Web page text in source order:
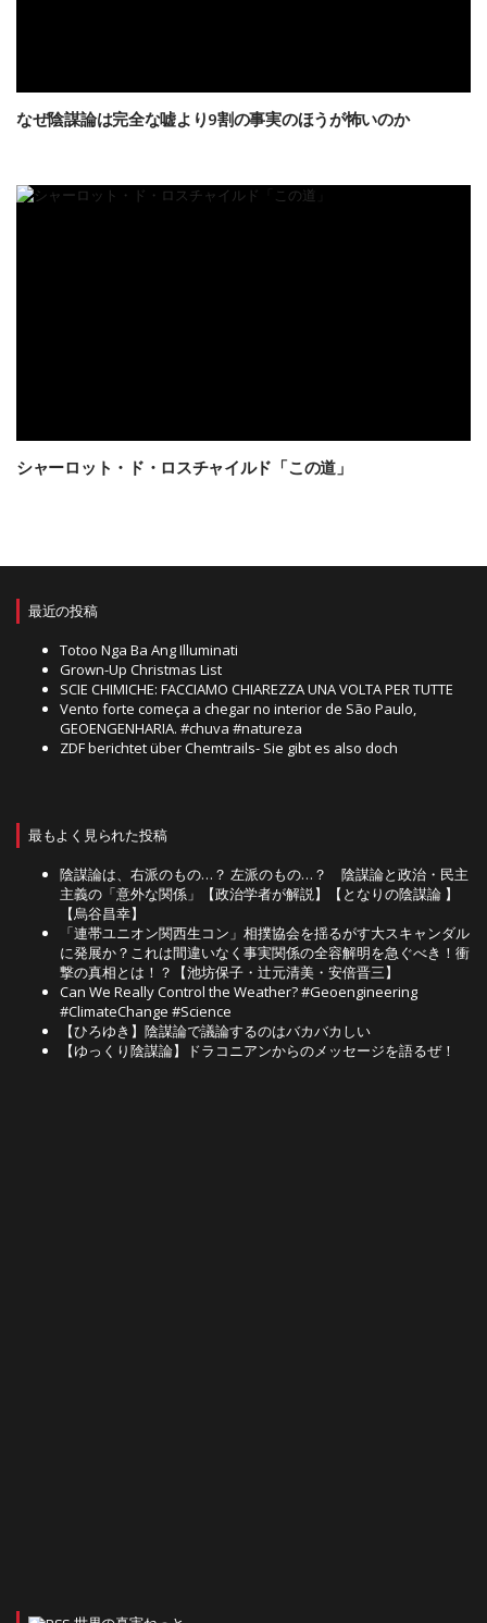
なぜ陰謀論は完全な嘘より9割の事実のほうが怖いのか
シャーロット・ド・ロスチャイルド「この道」
最近の投稿
Totoo Nga Ba Ang Illuminati
Grown-Up Christmas List
SCIE CHIMICHE: FACCIAMO CHIAREZZA UNA VOLTA PER TUTTE
Vento forte começa a chegar no interior de São Paulo,
GEOENGENHARIA. #chuva #natureza
ZDF berichtet über Chemtrails- Sie gibt es also doch
最もよく見られた投稿
陰謀論は、右派のもの…？ 左派のもの…？ 陰謀論と政治・民主
主義の「意外な関係」【政治学者が解説】【となりの陰謀論 】
【烏谷昌幸】
「連帯ユニオン関西生コン」相撲協会を揺るがす大スキャンダル
に発展か？これは間違いなく事実関係の全容解明を急ぐべき！衝
撃の真相とは！？【池坊保子・辻元清美・安倍晋三】
Can We Really Control the Weather? #Geoengineering
#ClimateChange #Science
【ひろゆき】陰謀論で議論するのはバカバカしい
【ゆっくり陰謀論】ドラコニアンからのメッセージを語るぜ！